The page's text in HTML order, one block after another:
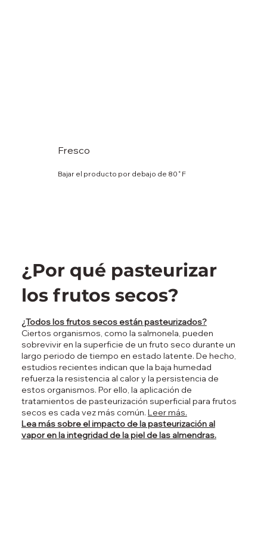
Fresco
Bajar el producto por debajo de 80˚F
¿Por qué pasteurizar
los frutos secos?
¿Todos los frutos secos están pasteurizados?
Ciertos organismos, como la salmonela, pueden
sobrevivir en la superficie de un fruto seco durante un
largo periodo de tiempo en estado latente. De hecho,
estudios recientes indican que la baja humedad
refuerza la resistencia al calor y la persistencia de
estos organismos. Por ello, la aplicación de
tratamientos de pasteurización superficial para frutos
secos es cada vez más común. Leer más.
Lea más sobre el impacto de la pasteurización al
vapor en la integridad de la piel de las almendras.